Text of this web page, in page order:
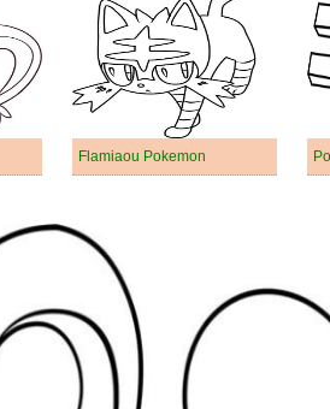
Flamiaou Pokemon